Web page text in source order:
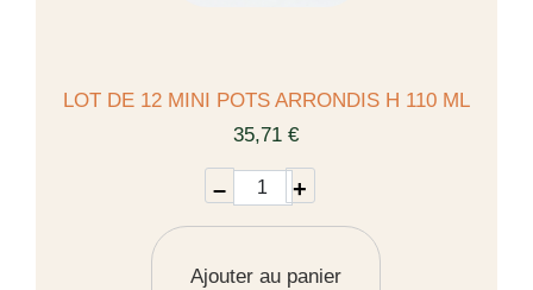
LOT DE 12 MINI POTS ARRONDIS H 110 ML
35,71 €
– +
Ajouter au panier